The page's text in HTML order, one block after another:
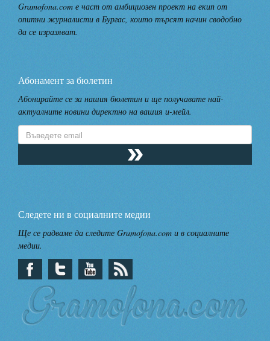
Gramofona.com е част от амбициозен проект на екип от
опитни журналисти в Бургас, които търсят начин сводобно
да се изразяват.
Абонамент за бюлетин
Абонирайте се за нашия бюлетин и ще получавате най-
актуалните новини директно на вашия и-мейл.
Следете ни в социалните медии
Ще се радваме да следите Gramofona.com и в социалните
медии.